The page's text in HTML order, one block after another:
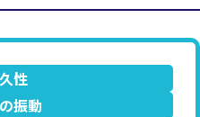
性
振動